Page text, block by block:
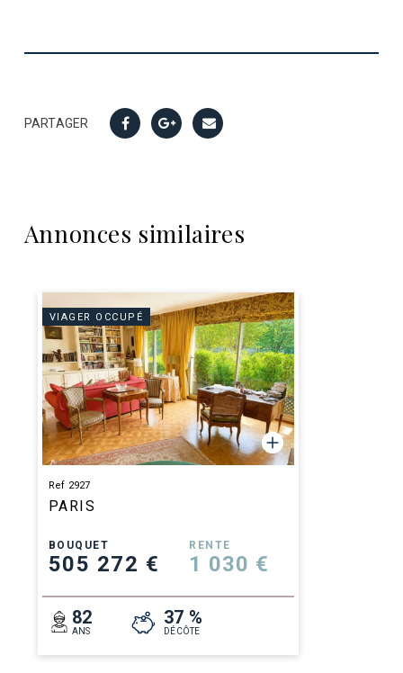
PARTAGER
Annonces similaires
VIAGER OCCUPÉ
Ref 2927
PARIS
BOUQUET
505 272 €
RENTE
1 030 €
82
ANS
37 %
DÉCÔTE